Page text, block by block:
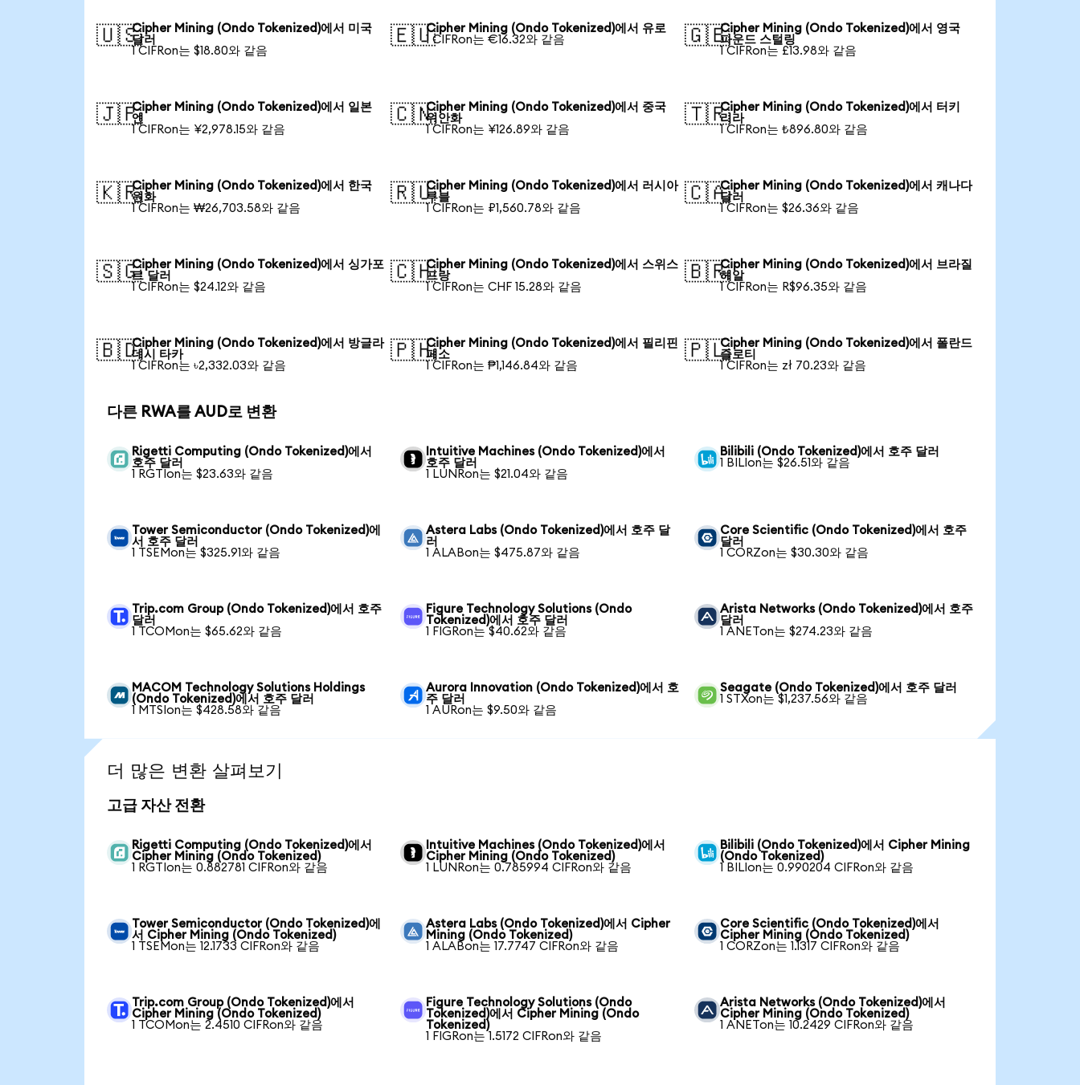
🇺🇸Cipher Mining (Ondo Tokenized)에서 미국
달러
1 CIFRon는 $18.80와 같음
🇪🇺Cipher Mining (Ondo Tokenized)에서 유로
1 CIFRon는 €16.32와 같음
🇬🇧Cipher Mining (Ondo Tokenized)에서 영국
파운드 스털링
1 CIFRon는 £13.98와 같음
🇯🇵Cipher Mining (Ondo Tokenized)에서 일본
엔
1 CIFRon는 ¥2,978.15와 같음
🇨🇳Cipher Mining (Ondo Tokenized)에서 중국
위안화
1 CIFRon는 ¥126.89와 같음
🇹🇷Cipher Mining (Ondo Tokenized)에서 터키
리라
1 CIFRon는 ₺896.80와 같음
🇰🇷Cipher Mining (Ondo Tokenized)에서 한국
원화
1 CIFRon는 ₩26,703.58와 같음
🇷🇺Cipher Mining (Ondo Tokenized)에서 러시아
루블
1 CIFRon는 ₽1,560.78와 같음
🇨🇦Cipher Mining (Ondo Tokenized)에서 캐나다
달러
1 CIFRon는 $26.36와 같음
🇸🇬Cipher Mining (Ondo Tokenized)에서 싱가포
르 달러
1 CIFRon는 $24.12와 같음
🇨🇭Cipher Mining (Ondo Tokenized)에서 스위스
프랑
1 CIFRon는 CHF 15.28와 같음
🇧🇷Cipher Mining (Ondo Tokenized)에서 브라질
헤알
1 CIFRon는 R$96.35와 같음
🇧🇩Cipher Mining (Ondo Tokenized)에서 방글라
데시 타카
1 CIFRon는 ৳2,332.03와 같음
🇵🇭Cipher Mining (Ondo Tokenized)에서 필리핀
페소
1 CIFRon는 ₱1,146.84와 같음
🇵🇱Cipher Mining (Ondo Tokenized)에서 폴란드
즐로티
1 CIFRon는 zł 70.23와 같음
다른 RWA를 AUD로 변환
Rigetti Computing (Ondo Tokenized)에서
호주 달러
1 RGTIon는 $23.63와 같음
Intuitive Machines (Ondo Tokenized)에서
호주 달러
1 LUNRon는 $21.04와 같음
Bilibili (Ondo Tokenized)에서 호주 달러
1 BILIon는 $26.51와 같음
Tower Semiconductor (Ondo Tokenized)에
서 호주 달러
1 TSEMon는 $325.91와 같음
Astera Labs (Ondo Tokenized)에서 호주 달
러
1 ALABon는 $475.87와 같음
Core Scientific (Ondo Tokenized)에서 호주
달러
1 CORZon는 $30.30와 같음
Trip.com Group (Ondo Tokenized)에서 호주
달러
1 TCOMon는 $65.62와 같음
Figure Technology Solutions (Ondo
Tokenized)에서 호주 달러
1 FIGRon는 $40.62와 같음
Arista Networks (Ondo Tokenized)에서 호주
달러
1 ANETon는 $274.23와 같음
MACOM Technology Solutions Holdings
(Ondo Tokenized)에서 호주 달러
1 MTSIon는 $428.58와 같음
Aurora Innovation (Ondo Tokenized)에서 호
주 달러
1 AURon는 $9.50와 같음
Seagate (Ondo Tokenized)에서 호주 달러
1 STXon는 $1,237.56와 같음
더 많은 변환 살펴보기
고급 자산 전환
Rigetti Computing (Ondo Tokenized)에서
Cipher Mining (Ondo Tokenized)
1 RGTIon는 0.882781 CIFRon와 같음
Intuitive Machines (Ondo Tokenized)에서
Cipher Mining (Ondo Tokenized)
1 LUNRon는 0.785994 CIFRon와 같음
Bilibili (Ondo Tokenized)에서 Cipher Mining
(Ondo Tokenized)
1 BILIon는 0.990204 CIFRon와 같음
Tower Semiconductor (Ondo Tokenized)에
서 Cipher Mining (Ondo Tokenized)
1 TSEMon는 12.1733 CIFRon와 같음
Astera Labs (Ondo Tokenized)에서 Cipher
Mining (Ondo Tokenized)
1 ALABon는 17.7747 CIFRon와 같음
Core Scientific (Ondo Tokenized)에서
Cipher Mining (Ondo Tokenized)
1 CORZon는 1.1317 CIFRon와 같음
Trip.com Group (Ondo Tokenized)에서
Cipher Mining (Ondo Tokenized)
1 TCOMon는 2.4510 CIFRon와 같음
Figure Technology Solutions (Ondo
Tokenized)에서 Cipher Mining (Ondo
Tokenized)
1 FIGRon는 1.5172 CIFRon와 같음
Arista Networks (Ondo Tokenized)에서
Cipher Mining (Ondo Tokenized)
1 ANETon는 10.2429 CIFRon와 같음